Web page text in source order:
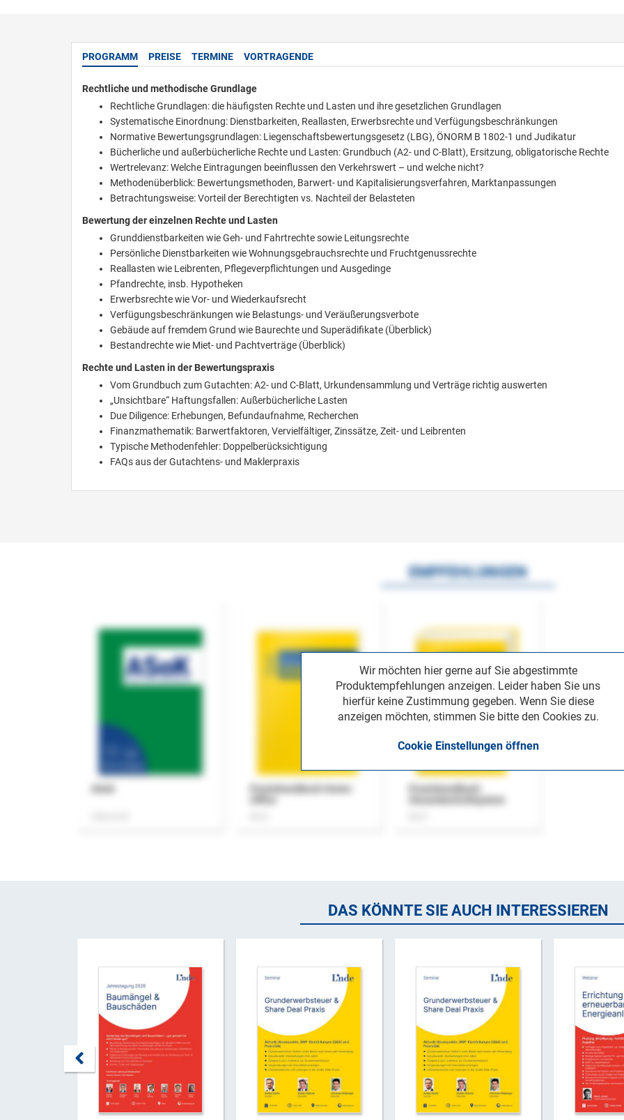
PROGRAMM PREISE TERMINE VORTRAGENDE
Rechtliche und methodische Grundlage
Rechtliche Grundlagen: die häufigsten Rechte und Lasten und ihre gesetzlichen Grundlagen
Systematische Einordnung: Dienstbarkeiten, Reallasten, Erwerbsrechte und Verfügungsbeschränkungen
Normative Bewertungsgrundlagen: Liegenschaftsbewertungsgesetz (LBG), ÖNORM B 1802-1 und Judikatur
Bücherliche und außerbücherliche Rechte und Lasten: Grundbuch (A2- und C-Blatt), Ersitzung, obligatorische Rechte
Wertrelevanz: Welche Eintragungen beeinflussen den Verkehrswert – und welche nicht?
Methodenüberblick: Bewertungsmethoden, Barwert- und Kapitalisierungsverfahren, Marktanpassungen
Betrachtungsweise: Vorteil der Berechtigten vs. Nachteil der Belasteten
Bewertung der einzelnen Rechte und Lasten
Grunddienstbarkeiten wie Geh- und Fahrtrechte sowie Leitungsrechte
Persönliche Dienstbarkeiten wie Wohnungsgebrauchsrechte und Fruchtgenussrechte
Reallasten wie Leibrenten, Pflegeverpflichtungen und Ausgedinge
Pfandrechte, insb. Hypotheken
Erwerbsrechte wie Vor- und Wiederkaufsrecht
Verfügungsbeschränkungen wie Belastungs- und Veräußerungsverbote
Gebäude auf fremdem Grund wie Baurechte und Superädifikate (Überblick)
Bestandrechte wie Miet- und Pachtverträge (Überblick)
Rechte und Lasten in der Bewertungspraxis
Vom Grundbuch zum Gutachten: A2- und C-Blatt, Urkundensammlung und Verträge richtig auswerten
„Unsichtbare“ Haftungsfallen: Außerbücherliche Lasten
Due Diligence: Erhebungen, Befundaufnahme, Recherchen
Finanzmathematik: Barwertfaktoren, Vervielfältiger, Zinssätze, Zeit- und Leibrenten
Typische Methodenfehler: Doppelberücksichtigung
FAQs aus der Gutachtens- und Maklerpraxis
Wir möchten hier gerne auf Sie abgestimmte
Produktempfehlungen anzeigen. Leider haben Sie uns
hierfür keine Zustimmung gegeben. Wenn Sie diese
anzeigen möchten, stimmen Sie bitte den Cookies zu.
Cookie Einstellungen öffnen
EMPFEHLUNGEN
Praxishandbuch Home-
Praxishandbuch
DAS KÖNNTE SIE AUCH INTERESSIEREN